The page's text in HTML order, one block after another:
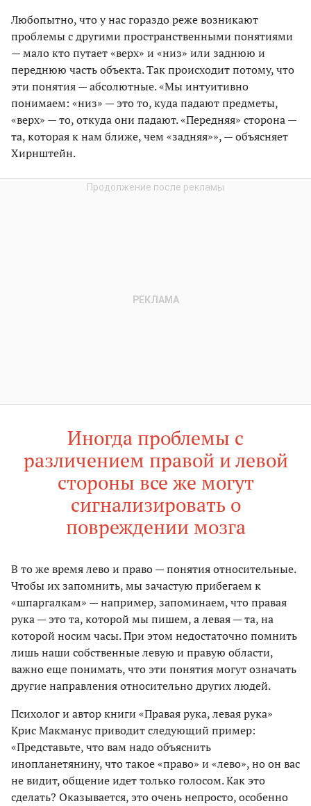
Любопытно, что у нас гораздо реже возникают
проблемы с другими пространственными понятиями
— мало кто путает «верх» и «низ» или заднюю и
переднюю часть объекта. Так происходит потому, что
эти понятия — абсолютные. «Мы интуитивно
понимаем: «низ» — это то, куда падают предметы,
«верх» — то, откуда они падают. «Передняя» сторона —
та, которая к нам ближе, чем «задняя»», — объясняет
Хирнштейн.
Иногда проблемы с
различением правой и левой
стороны все же могут
сигнализировать о
повреждении мозга
В то же время лево и право — понятия относительные.
Чтобы их запомнить, мы зачастую прибегаем к
«шпаргалкам» — например, запоминаем, что правая
рука — это та, которой мы пишем, а левая — та, на
которой носим часы. При этом недостаточно помнить
лишь наши собственные левую и правую области,
важно еще понимать, что эти понятия могут означать
другие направления относительно других людей.
Психолог и автор книги «Правая рука, левая рука»
Крис Макманус приводит следующий пример:
«Представьте, что вам надо объяснить
инопланетянину, что такое «право» и «лево», но он вас
не видит, общение идет только голосом. Как это
сделать? Оказывается, это очень непросто, особенно